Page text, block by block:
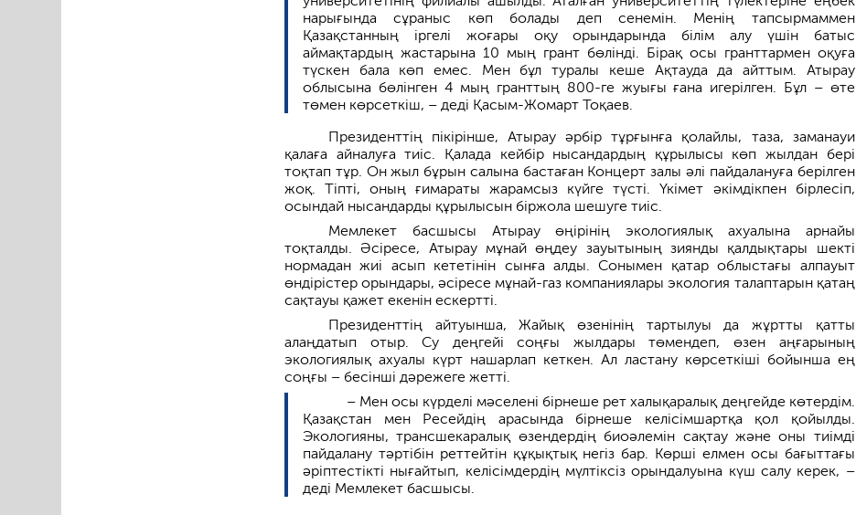
нарығында сұраныс көп болады деп сенемін. Менің тапсырмаммен
Қазақстанның іргелі жоғары оқу орындарында білім алу үшін батыс
аймақтардың жастарына 10 мың грант бөлінді. Бірақ осы гранттармен оқуға
түскен бала көп емес. Мен бұл туралы кеше Ақтауда да айттым. Атырау
облысына бөлінген 4 мың гранттың 800-ге жуығы ғана игерілген. Бұл – өте
төмен көрсеткіш, – деді Қасым-Жомарт Тоқаев.
Президенттің пікірінше, Атырау әрбір тұрғынға қолайлы, таза, заманауи
қалаға айналуға тиіс. Қалада кейбір нысандардың құрылысы көп жылдан бері
тоқтап тұр. Он жыл бұрын салына бастаған Концерт залы әлі пайдалануға берілген
жоқ. Тіпті, оның ғимараты жарамсыз күйге түсті. Үкімет әкімдікпен бірлесіп,
осындай нысандарды құрылысын біржола шешуге тиіс.
Мемлекет басшысы Атырау өңірінің экологиялық ахуалына арнайы
тоқталды. Әсіресе, Атырау мұнай өңдеу зауытының зиянды қалдықтары шекті
нормадан жиі асып кететінін сынға алды. Сонымен қатар облыстағы алпауыт
өндірістер орындары, әсіресе мұнай-газ компаниялары экология талаптарын қатаң
сақтауы қажет екенін ескертті.
Президенттің айтуынша, Жайық өзенінің тартылуы да жұртты қатты
алаңдатып отыр. Су деңгейі соңғы жылдары төмендеп, өзен аңғарының
экологиялық ахуалы күрт нашарлап кеткен. Ал ластану көрсеткіші бойынша ең
соңғы – бесінші дәрежеге жетті.
– Мен осы күрделі мәселені бірнеше рет халықаралық деңгейде көтердім.
Қазақстан мен Ресейдің арасында бірнеше келісімшартқа қол қойылды.
Экологияны, трансшекаралық өзендердің биоәлемін сақтау және оны тиімді
пайдалану тәртібін реттейтін құқықтық негіз бар. Көрші елмен осы бағыттағы
әріптестікті нығайтып, келісімдердің мүлтіксіз орындалуына күш салу керек, –
деді Мемлекет басшысы.